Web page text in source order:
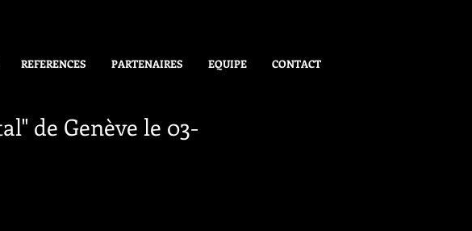
REFERENCES PARTENAIRES EQUIPE CONTACT
de Genève le 03-